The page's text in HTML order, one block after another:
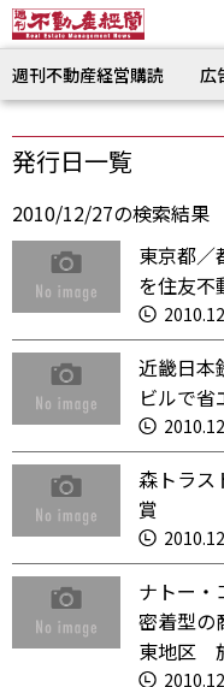
週刊不動産経営購読 広
発行日一覧
2010/12/27の検索結果
東京都
を住友不
近畿日
ビルで省
森トラ
賞
ナトー
密着型
東地区